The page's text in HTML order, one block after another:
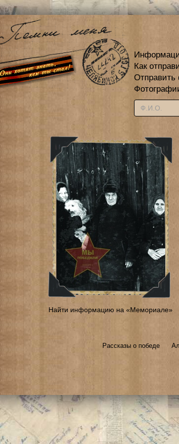
Как
Отправить
Найти информацию на «Мемориале»
Рассказы о победе